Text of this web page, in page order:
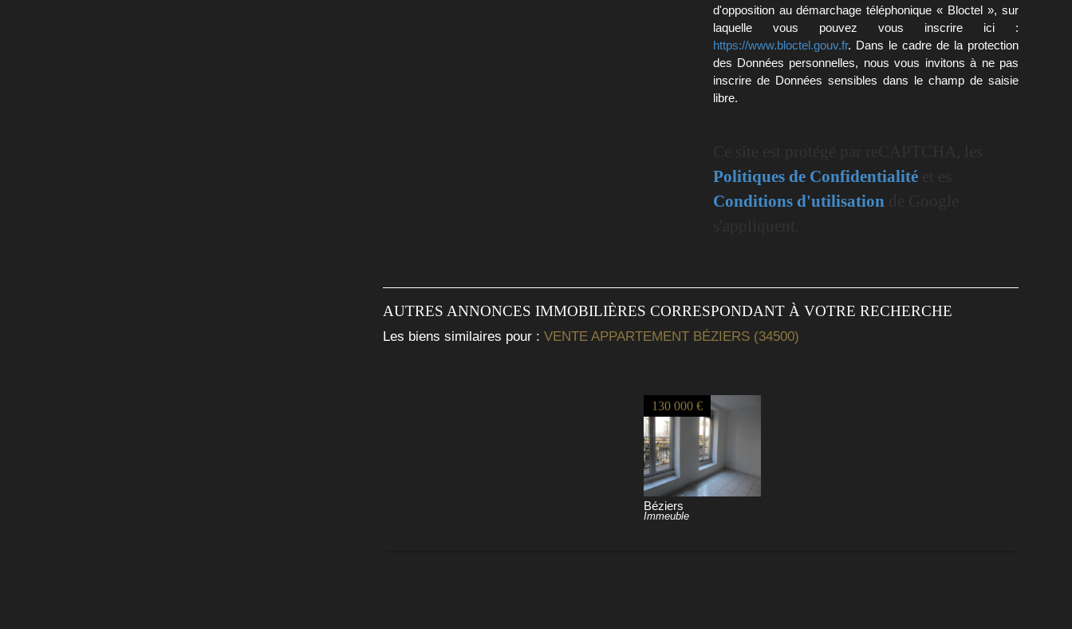
d'opposition au démarchage téléphonique « Bloctel », sur
laquelle vous pouvez vous inscrire ici :
https://www.bloctel.gouv.fr. Dans le cadre de la protection
des Données personnelles, nous vous invitons à ne pas
inscrire de Données sensibles dans le champ de saisie
libre.
Politiques de Confidentialitéet es
Conditions d'utilisation
AUTRES ANNONCES IMMOBILIÈRES CORRESPONDANT À VOTRE RECHERCHE
Les biens similaires pour :VENTE APPARTEMENT BÉZIERS (34500)
130 000 €
Béziers
Immeuble